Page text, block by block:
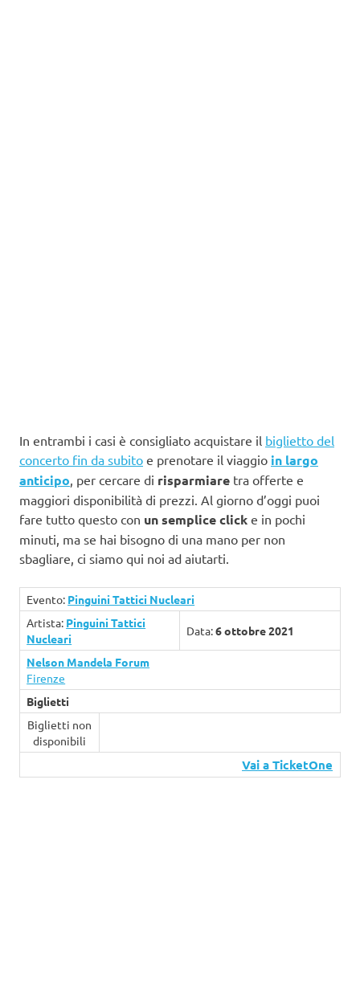
In entrambi i casi è consigliato acquistare il biglietto del
concerto fin da subito e prenotare il viaggio in largo
anticipo, per cercare di risparmiare tra offerte e
maggiori disponibilità di prezzi. Al giorno d’oggi puoi
fare tutto questo con un semplice click e in pochi
minuti, ma se hai bisogno di una mano per non
sbagliare, ci siamo qui noi ad aiutarti.
Evento: Pinguini Tattici Nucleari
Artista: Pinguini Tattici
Nucleari
Data:6 ottobre 2021
Nelson Mandela Forum
Firenze
Biglietti
Biglietti non
disponibili
Vai a TicketOne